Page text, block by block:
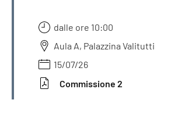
dalle ore 10:00
Aula A, Palazzina Valitutti
15/07/26
Commissione 2